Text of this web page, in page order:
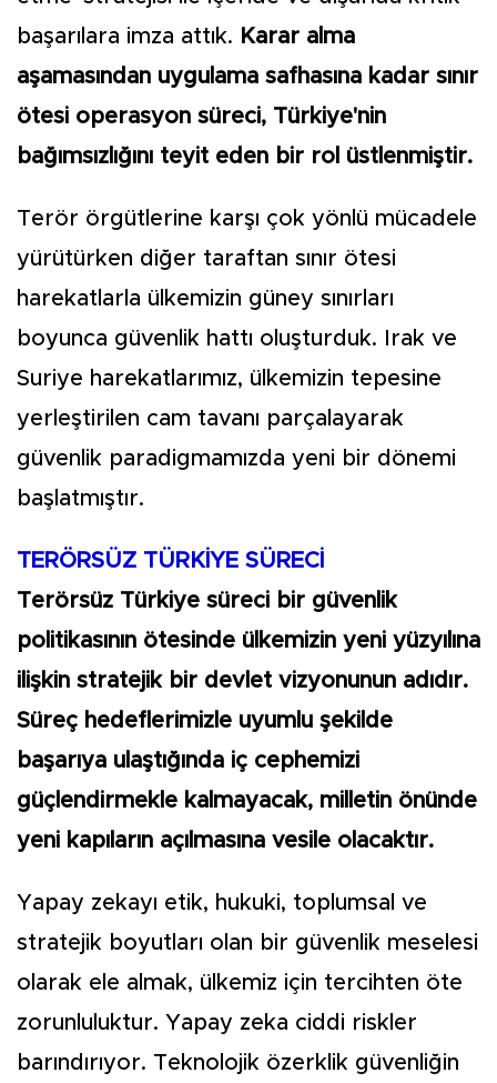
başarılara imza attık. Karar alma
aşamasından uygulama safhasına kadar sınır
ötesi operasyon süreci, Türkiye'nin
bağımsızlığını teyit eden bir rol üstlenmiştir.
Terör örgütlerine karşı çok yönlü mücadele
yürütürken diğer taraftan sınır ötesi
harekatlarla ülkemizin güney sınırları
boyunca güvenlik hattı oluşturduk. Irak ve
Suriye harekatlarımız, ülkemizin tepesine
yerleştirilen cam tavanı parçalayarak
güvenlik paradigmamızda yeni bir dönemi
başlatmıştır.
TERÖRSÜZ TÜRKİYE SÜRECİ
Terörsüz Türkiye süreci bir güvenlik
politikasının ötesinde ülkemizin yeni yüzyılına
ilişkin stratejik bir devlet vizyonunun adıdır.
Süreç hedeflerimizle uyumlu şekilde
başarıya ulaştığında iç cephemizi
güçlendirmekle kalmayacak, milletin önünde
yeni kapıların açılmasına vesile olacaktır.
Yapay zekayı etik, hukuki, toplumsal ve
stratejik boyutları olan bir güvenlik meselesi
olarak ele almak, ülkemiz için tercihten öte
zorunluluktur. Yapay zeka ciddi riskler
barındırıyor. Teknolojik özerklik güvenliğin